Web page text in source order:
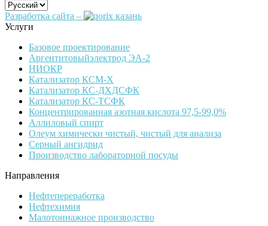
Разработка сайта –
Услуги
Базовое проектирование
Аргентитовыйэлектрод ЭА-2
НИОКР
Катализатор КСМ-Х
Катализатор КС-ДХДСФК
Катализатор КС-ТСФК
Концентрированная азотная кислота 97,5-99,0%
Аллиловый спирт
Олеум химически чистый, чистый для анализа
Серный ангидрид
Производство лабораторной посуды
Направления
Нефтепереработка
Нефтехимия
Малотоннажное производство